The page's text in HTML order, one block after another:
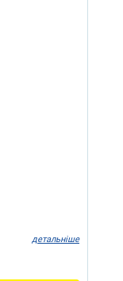
детальніше